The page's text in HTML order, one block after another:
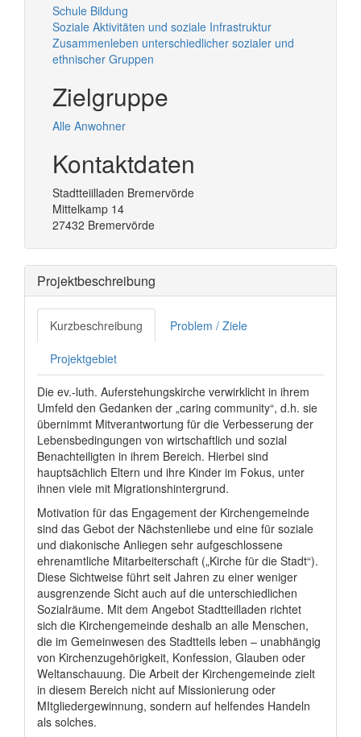
Schule Bildung
Soziale Aktivitäten und soziale Infrastruktur
Zusammenleben unterschiedlicher sozialer und
ethnischer Gruppen
Zielgruppe
Alle Anwohner
Kontaktdaten
Stadtteiilladen Bremervörde
Mittelkamp 14
27432 Bremervörde
Projektbeschreibung
Kurzbeschreibung Problem / Ziele
Projektgebiet
Die ev.-luth. Auferstehungskirche verwirklicht in ihrem
Umfeld den Gedanken der „caring community“, d.h. sie
übernimmt Mitverantwortung für die Verbesserung der
Lebensbedingungen von wirtschaftlich und sozial
Benachteiligten in ihrem Bereich. Hierbei sind
hauptsächlich Eltern und ihre Kinder im Fokus, unter
ihnen viele mit Migrationshintergrund.
Motivation für das Engagement der Kirchengemeinde
sind das Gebot der Nächstenliebe und eine für soziale
und diakonische Anliegen sehr aufgeschlossene
ehrenamtliche Mitarbeiterschaft („Kirche für die Stadt“).
Diese Sichtweise führt seit Jahren zu einer weniger
ausgrenzende Sicht auch auf die unterschiedlichen
Sozialräume. Mit dem Angebot Stadtteilladen richtet
sich die Kirchengemeinde deshalb an alle Menschen,
die im Gemeinwesen des Stadtteils leben – unabhängig
von Kirchenzugehörigkeit, Konfession, Glauben oder
Weltanschauung. Die Arbeit der Kirchengemeinde zielt
in diesem Bereich nicht auf Missionierung oder
MItgliedergewinnung, sondern auf helfendes Handeln
als solches.